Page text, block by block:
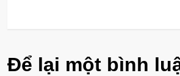
u
Để lại một bình